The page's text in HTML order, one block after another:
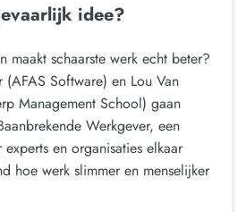
idee?
maakt schaarste werk echt beter?
Software) en Lou Van
Management School) gaan
Werkgever, een
en organisaties elkaar
hoe werk slimmer en menselijker